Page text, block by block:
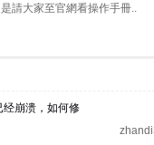
請大家至官網看操作手冊..
崩溃，如何修